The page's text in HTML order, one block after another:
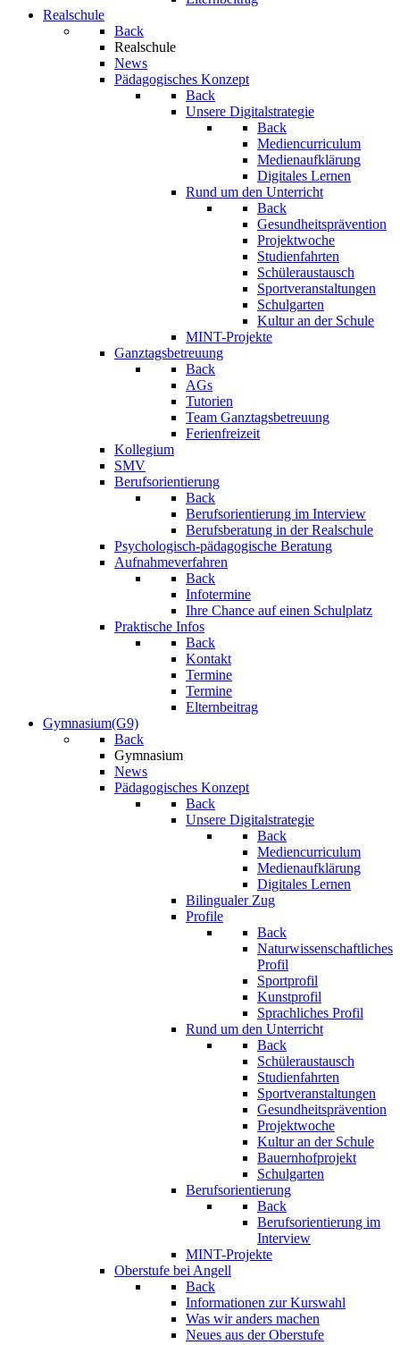
Realschule
Back
Realschule
News
Pädagogisches Konzept
Back
Unsere Digitalstrategie
Back
Mediencurriculum
Medienaufklärung
Digitales Lernen
Rund um den Unterricht
Back
Gesundheitsprävention
Projektwoche
Studienfahrten
Schüleraustausch
Sportveranstaltungen
Schulgarten
Kultur an der Schule
MINT-Projekte
Ganztagsbetreuung
Back
AGs
Tutorien
Team Ganztagsbetreuung
Ferienfreizeit
Kollegium
SMV
Berufsorientierung
Back
Berufsorientierung im Interview
Berufsberatung in der Realschule
Psychologisch-pädagogische Beratung
Aufnahmeverfahren
Back
Infotermine
Ihre Chance auf einen Schulplatz
Praktische Infos
Back
Kontakt
Termine
Termine
Elternbeitrag
Gymnasium(G9)
Back
Gymnasium
News
Pädagogisches Konzept
Back
Unsere Digitalstrategie
Back
Mediencurriculum
Medienaufklärung
Digitales Lernen
Bilingualer Zug
Profile
Back
Naturwissenschaftliches
Profil
Sportprofil
Kunstprofil
Sprachliches Profil
Rund um den Unterricht
Back
Schüleraustausch
Studienfahrten
Sportveranstaltungen
Gesundheitsprävention
Projektwoche
Kultur an der Schule
Bauernhofprojekt
Schulgarten
Berufsorientierung
Back
Berufsorientierung im
Interview
MINT-Projekte
Oberstufe bei Angell
Back
Informationen zur Kurswahl
Was wir anders machen
Neues aus der Oberstufe